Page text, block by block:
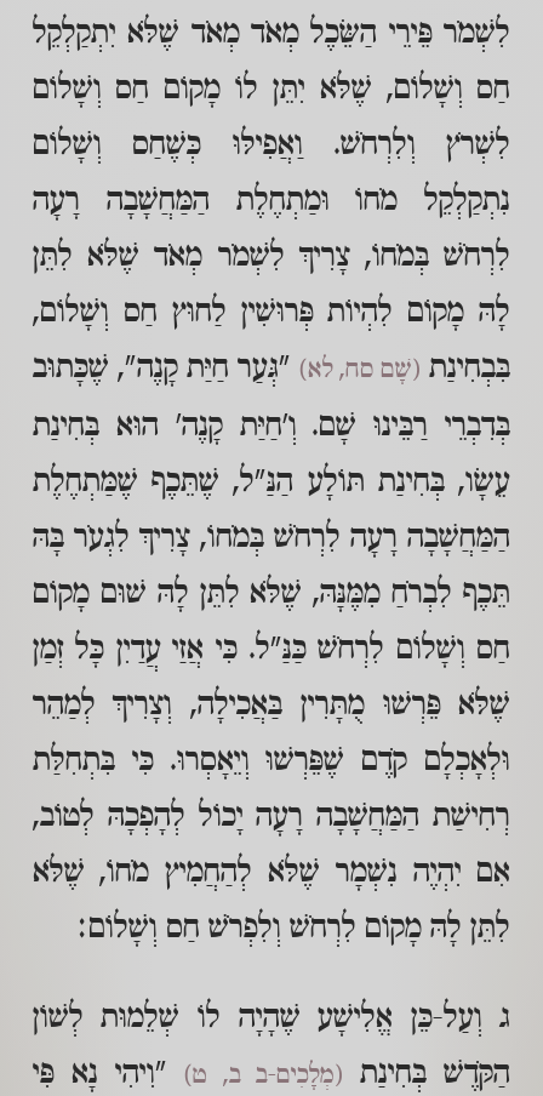
לִשְׁמֹר פֵּירֵי הַשֵּׂכֶל מְאֹד מְאֹד שֶׁלֹּא יִתְקַלְקֵל
חַס וְשָׁלוֹם, שֶׁלֹּא יִתֵּן לוֹ מָקוֹם חַס וְשָׁלוֹם
לִשְׁרֹץ וְלִרְחֹשׁ. וַאֲפִילּוּ כְּשֶׁחַס וְשָׁלוֹם
נִתְקַלְקֵל מֹחוֹ וּמַתְחֶלֶת הַמַּחֲשָׁבָה רָעָה
לִרְחֹשׁ בְּמֹחוֹ, צָרִיךְ לִשְׁמֹר מְאֹד שֶׁלֹּא לִתֵּן
לָהּ מָקוֹם לִהְיוֹת פְּרוּשִׁין לַחוּץ חַס וְשָׁלוֹם,
בִּבְחִינַת (שָׁם סח, לא) "גְּעַר חַיַּת קָנֶה", שֶׁכָּתוּב
בְּדִבְרֵי רַבֵּינוּ שָׁם. וְ'חַיַּת קָנֶה' הוּא בְּחִינַת
עֵשָׂו, בְּחִינַת תּוֹלָע הַנַּ"ל, שֶׁתֵּכֶף שֶׁמַּתְחֶלֶת
הַמַּחֲשָׁבָה רָעָה לִרְחֹשׁ בְּמֹחוֹ, צָרִיךְ לִגְעֹר בָּהּ
תֵּכֶף לִבְרֹחַ מִמֶּנָּהּ, שֶׁלֹּא לִתֵּן לָהּ שׁוּם מָקוֹם
חַס וְשָׁלוֹם לִרְחֹשׁ כַּנַּ"ל. כִּי אֲזַי עֲדַיִן כָּל זְמַן
שֶׁלֹּא פֵּרְשׁוּ מֻתָּרִין בַּאֲכִילָה, וְצָרִיךְ לְמַהֵר
וּלְאָכְלָם קֹדֶם שֶׁפֵּרְשׁוּ וְיֵאָסְרוּ. כִּי בִּתְחִלַּת
רְחִישַׁת הַמַּחֲשָׁבָה רָעָה יָכוֹל לְהָפְכָהּ לְטוֹב,
אִם יִהְיֶה נִשְׁמָר שֶׁלֹּא לְהַחֲמִיץ מֹחוֹ, שֶׁלֹּא
לִתֵּן לָהּ מָקוֹם לִרְחֹשׁ וְלִפְרֹשׁ חַס וְשָׁלוֹם:
ג וְעַל-כֵּן אֱלִישָׁע שֶׁהָיָה לוֹ שְׁלֵמוּת לְשׁוֹן
הַקֹּדֶשׁ בְּחִינַת (מְלָכִים-ב ב, ט) "וִיהִי נָא פִּי